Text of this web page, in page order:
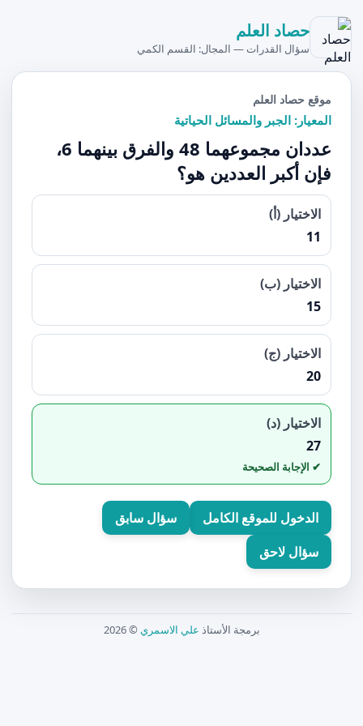
حصاد العلم
سؤال القدرات — المجال: القسم الكمي
موقع حصاد العلم
المعيار: الجبر والمسائل الحياتية
عددان مجموعهما 48 والفرق بينهما 6،
فإن أكبر العددين هو؟
الاختيار (أ)
11
الاختيار (ب)
15
الاختيار (ج)
20
الاختيار (د)
27
الدخول للموقع الكامل
سؤال سابق
سؤال لاحق
برمجة الأستاذ علي الاسمري © 2026